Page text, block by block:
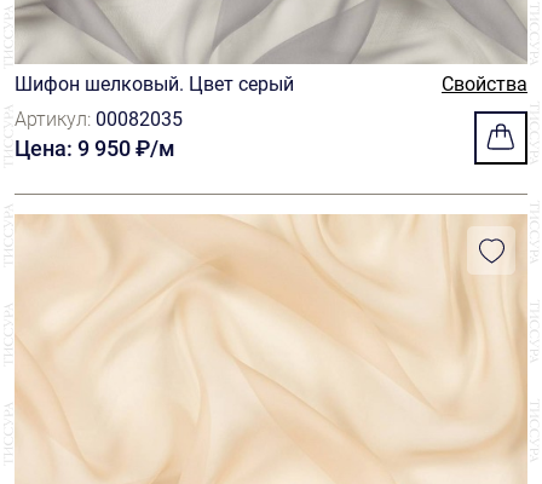
Шифон шелковый. Цвет серый
Свойства
Артикул: 00082035
Цена: 9 950 ₽/м